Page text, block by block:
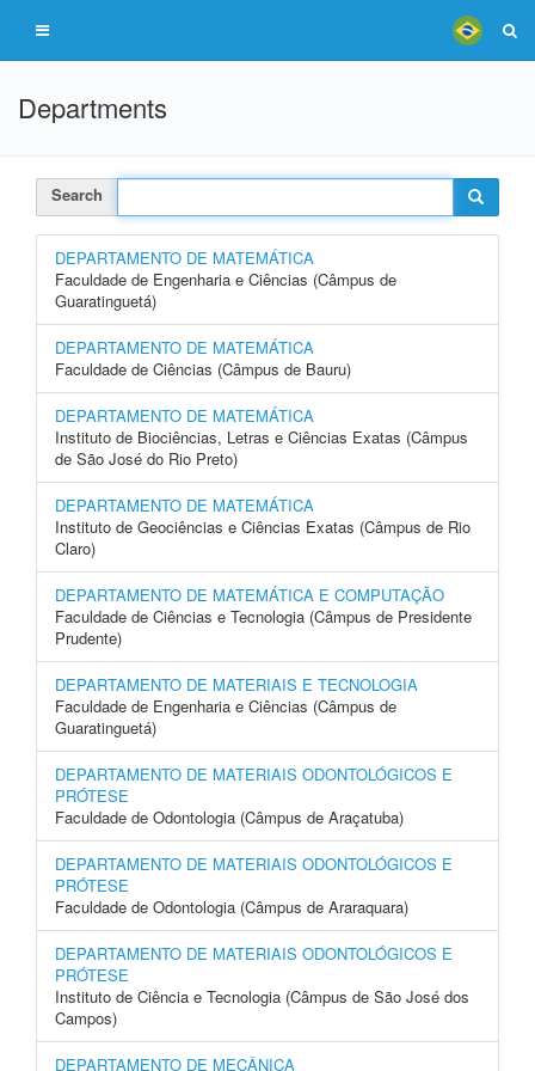
Departments
Search
DEPARTAMENTO DE MATEMÁTICA
Faculdade de Engenharia e Ciências (Câmpus de
Guaratinguetá)
DEPARTAMENTO DE MATEMÁTICA
Faculdade de Ciências (Câmpus de Bauru)
DEPARTAMENTO DE MATEMÁTICA
Instituto de Biociências, Letras e Ciências Exatas (Câmpus
de São José do Rio Preto)
DEPARTAMENTO DE MATEMÁTICA
Instituto de Geociências e Ciências Exatas (Câmpus de Rio
Claro)
DEPARTAMENTO DE MATEMÁTICA E COMPUTAÇÃO
Faculdade de Ciências e Tecnologia (Câmpus de Presidente
Prudente)
DEPARTAMENTO DE MATERIAIS E TECNOLOGIA
Faculdade de Engenharia e Ciências (Câmpus de
Guaratinguetá)
DEPARTAMENTO DE MATERIAIS ODONTOLÓGICOS E
PRÓTESE
Faculdade de Odontologia (Câmpus de Araçatuba)
DEPARTAMENTO DE MATERIAIS ODONTOLÓGICOS E
PRÓTESE
Faculdade de Odontologia (Câmpus de Araraquara)
DEPARTAMENTO DE MATERIAIS ODONTOLÓGICOS E
PRÓTESE
Instituto de Ciência e Tecnologia (Câmpus de São José dos
Campos)
DEPARTAMENTO DE MECÂNICA